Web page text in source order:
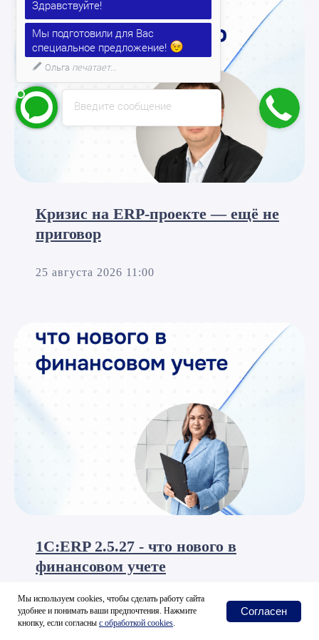
Мы используем cookies, чтобы сделать работу сайта
удобнее и понимать ваши предпочтения. Нажмите
кнопку, если согласны с обработкой cookies.
Согласен
Кризис на ERP-проекте — ещё не
приговор
25 августа 2026 11:00
1С:ERP 2.5.27 - что нового в
финансовом учете
22 июля 2026 11:00
Введите сообщение
Мы подготовили для Вас
специальное предложение!
Расскажу подробнее. Напишите
мне!)